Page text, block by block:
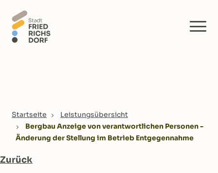
You are here:
Startseite
Leistungsübersicht
Bergbau Anzeige von verantwortlichen Personen -
Änderung der Stellung im Betrieb Entgegennahme
Zurück